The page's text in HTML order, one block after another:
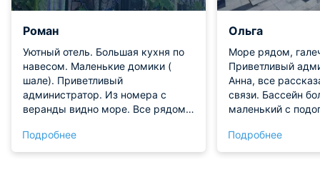
Роман
Уютный отель. Большая кухня по
навесом. Маленькие домики (
шале). Приветливый
администратор. Из номера с
веранды видно море. Все рядом и
понравилось
Подробнее
Ольга
Море рядом,
Приветливый
Анна, все
связи. Бассейн
маленький с
заказать пиццу,
Территория
Подробнее